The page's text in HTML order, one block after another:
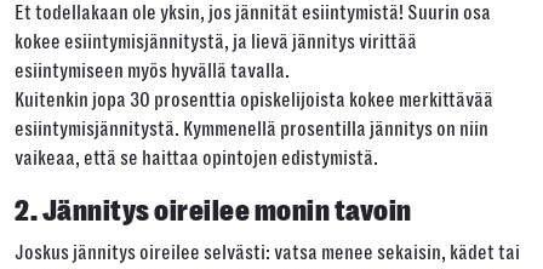
Tai kopioi linkki
Et todellakaan ole yksin, jos jännität esiintymistä! Suurin osa
kokee esiintymisjännitystä, ja lievä jännitys virittää
esiintymiseen myös hyvällä tavalla.
Kuitenkin jopa 30 prosenttia opiskelijoista kokee merkittävää
esiintymisjännitystä. Kym­menellä prosentilla jännitys on niin
vaikeaa, että se haittaa opintojen edistymistä.
2. Jännitys oireilee monin tavoin
Joskus jännitys oireilee selvästi: vatsa menee sekaisin, kädet tai